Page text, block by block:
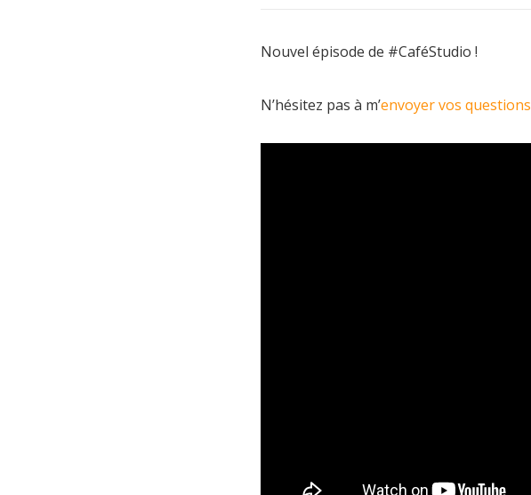
Nouvel épisode de #CaféStudio !
N’hésitez pas à m’envoyer vos questions